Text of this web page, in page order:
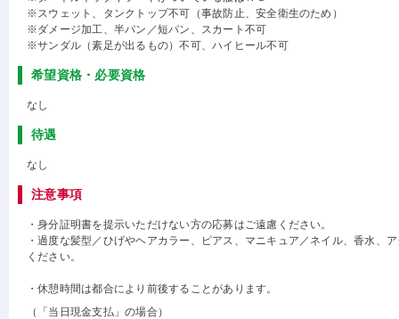
※スウェット、タンクトップ不可（事故防止、安全衛生のため）
※ダメージ加工、半パン／短パン、スカート不可
※サンダル（素足が出るもの）不可、ハイヒール不可
希望資格・必要資格
なし
待遇
なし
注意事項
・身分証明書を提示いただけない方の応募はご遠慮ください。
・過度な髪型／ひげやヘアカラー、ピアス、マニキュア／ネイル、香水、
ください。
・休憩時間は都合により前後することがあります。
（「当日現金支払」の場合）